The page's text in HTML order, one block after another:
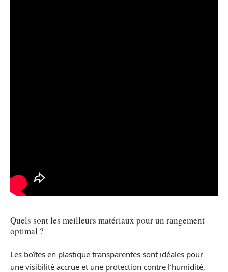
Quels sont les meilleurs matériaux pour un rangement
optimal ?
Les boîtes en plastique transparentes sont idéales pour
une visibilité accrue et une protection contre l’humidité,